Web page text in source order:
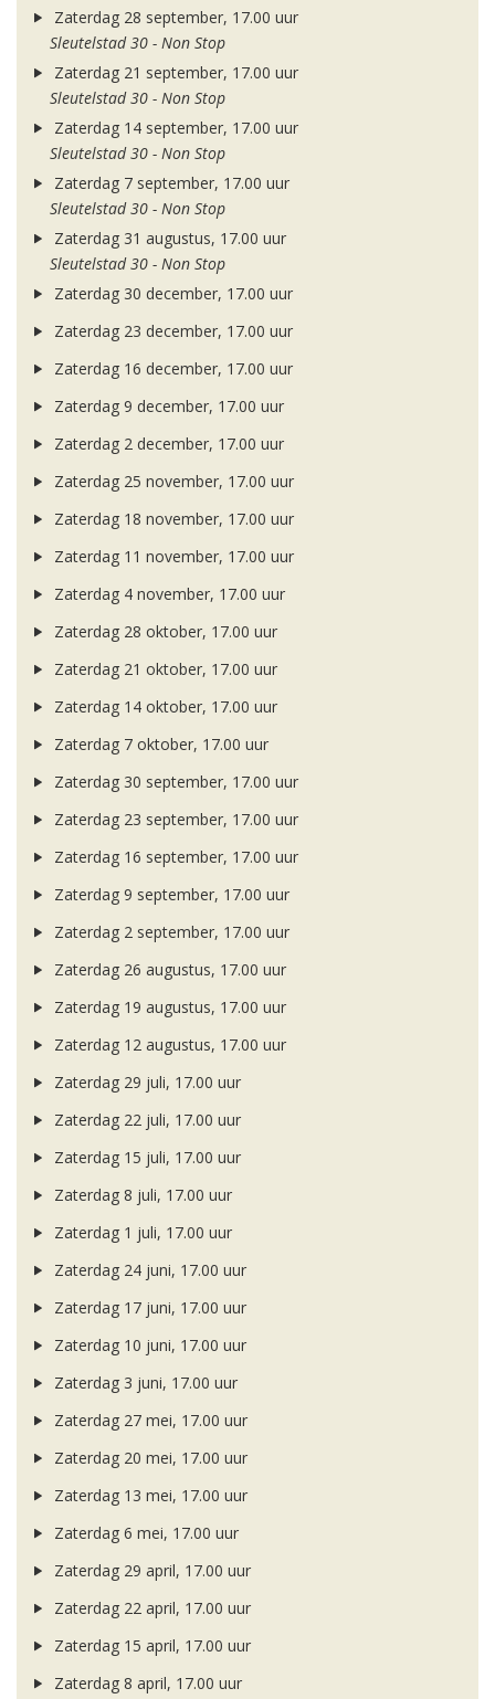
Zaterdag 28 september, 17.00 uur
Sleutelstad 30 - Non Stop
Zaterdag 21 september, 17.00 uur
Sleutelstad 30 - Non Stop
Zaterdag 14 september, 17.00 uur
Sleutelstad 30 - Non Stop
Zaterdag 7 september, 17.00 uur
Sleutelstad 30 - Non Stop
Zaterdag 31 augustus, 17.00 uur
Sleutelstad 30 - Non Stop
Zaterdag 30 december, 17.00 uur
Zaterdag 23 december, 17.00 uur
Zaterdag 16 december, 17.00 uur
Zaterdag 9 december, 17.00 uur
Zaterdag 2 december, 17.00 uur
Zaterdag 25 november, 17.00 uur
Zaterdag 18 november, 17.00 uur
Zaterdag 11 november, 17.00 uur
Zaterdag 4 november, 17.00 uur
Zaterdag 28 oktober, 17.00 uur
Zaterdag 21 oktober, 17.00 uur
Zaterdag 14 oktober, 17.00 uur
Zaterdag 7 oktober, 17.00 uur
Zaterdag 30 september, 17.00 uur
Zaterdag 23 september, 17.00 uur
Zaterdag 16 september, 17.00 uur
Zaterdag 9 september, 17.00 uur
Zaterdag 2 september, 17.00 uur
Zaterdag 26 augustus, 17.00 uur
Zaterdag 19 augustus, 17.00 uur
Zaterdag 12 augustus, 17.00 uur
Zaterdag 29 juli, 17.00 uur
Zaterdag 22 juli, 17.00 uur
Zaterdag 15 juli, 17.00 uur
Zaterdag 8 juli, 17.00 uur
Zaterdag 1 juli, 17.00 uur
Zaterdag 24 juni, 17.00 uur
Zaterdag 17 juni, 17.00 uur
Zaterdag 10 juni, 17.00 uur
Zaterdag 3 juni, 17.00 uur
Zaterdag 27 mei, 17.00 uur
Zaterdag 20 mei, 17.00 uur
Zaterdag 13 mei, 17.00 uur
Zaterdag 6 mei, 17.00 uur
Zaterdag 29 april, 17.00 uur
Zaterdag 22 april, 17.00 uur
Zaterdag 15 april, 17.00 uur
Zaterdag 8 april, 17.00 uur